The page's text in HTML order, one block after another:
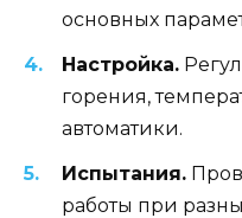
основных
Настройка.
горения,
автоматики.
Испытания.
работы при